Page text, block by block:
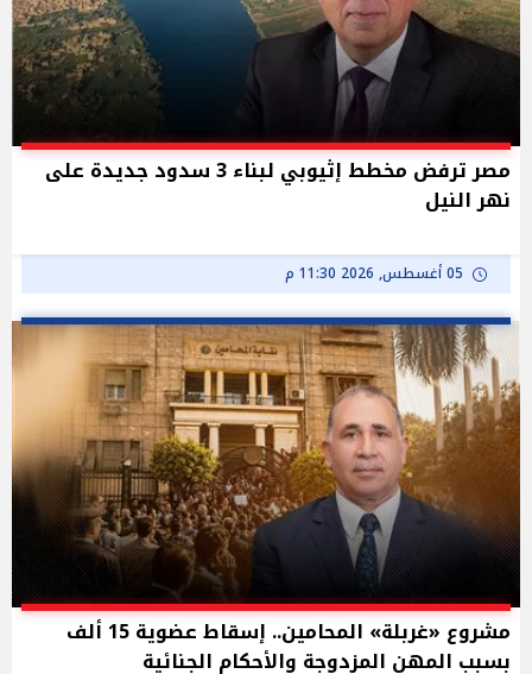
مصر ترفض مخطط إثيوبي لبناء 3 سدود جديدة على
نهر النيل
05 أغسطس, 2026 11:30 م
مشروع «غربلة» المحامين.. إسقاط عضوية 15 ألف
بسبب المهن المزدوجة والأحكام الجنائية